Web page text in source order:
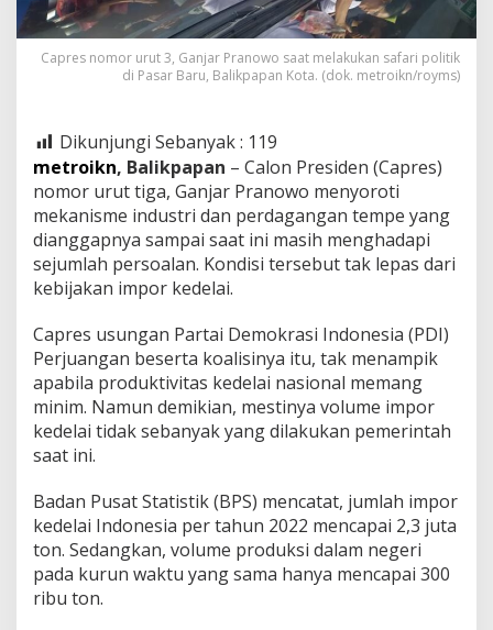
Capres nomor urut 3, Ganjar Pranowo saat melakukan safari politik
di Pasar Baru, Balikpapan Kota. (dok. metroikn/royms)
Dikunjungi Sebanyak : 119
metroikn, Balikpapan – Calon Presiden (Capres)
nomor urut tiga, Ganjar Pranowo menyoroti
mekanisme industri dan perdagangan tempe yang
dianggapnya sampai saat ini masih menghadapi
sejumlah persoalan. Kondisi tersebut tak lepas dari
kebijakan impor kedelai.
Capres usungan Partai Demokrasi Indonesia (PDI)
Perjuangan beserta koalisinya itu, tak menampik
apabila produktivitas kedelai nasional memang
minim. Namun demikian, mestinya volume impor
kedelai tidak sebanyak yang dilakukan pemerintah
saat ini.
Badan Pusat Statistik (BPS) mencatat, jumlah impor
kedelai Indonesia per tahun 2022 mencapai 2,3 juta
ton. Sedangkan, volume produksi dalam negeri
pada kurun waktu yang sama hanya mencapai 300
ribu ton.